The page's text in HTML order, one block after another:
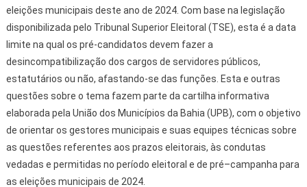
eleições municipais deste ano de 2024. Com base na legislação
disponibilizada pelo Tribunal Superior Eleitoral (TSE), esta é a data
limite na qual os pré-candidatos devem fazer a
desincompatibilização dos cargos de servidores públicos,
estatutários ou não, afastando-se das funções. Esta e outras
questões sobre o tema fazem parte da cartilha informativa
elaborada pela União dos Municípios da Bahia (UPB), com o objetivo
de orientar os gestores municipais e suas equipes técnicas sobre
as questões referentes aos prazos eleitorais, às condutas
vedadas e permitidas no período eleitoral e de pré–campanha para
as eleições municipais de 2024.